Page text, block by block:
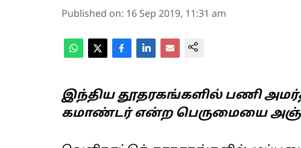
Published on: 16 Sep 2019, 11:31 am
இந்திய தூதரகங்களில் பணி
கமாண்டர் என்ற பெருமையை